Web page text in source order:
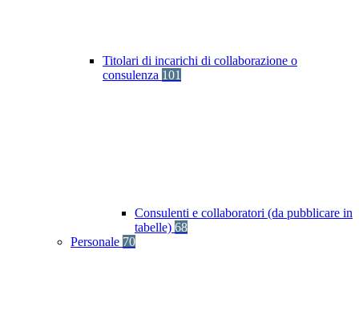
Titolari di incarichi di collaborazione o
consulenza 101
Consulenti e collaboratori (da pubblicare in
tabelle) 68
Personale 70